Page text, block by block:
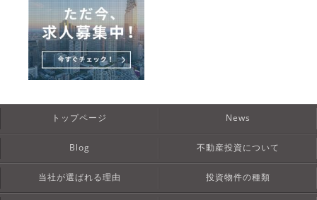
トップページ News
Blog 不動産投資について
当社が選ばれる理由 投資物件の種類